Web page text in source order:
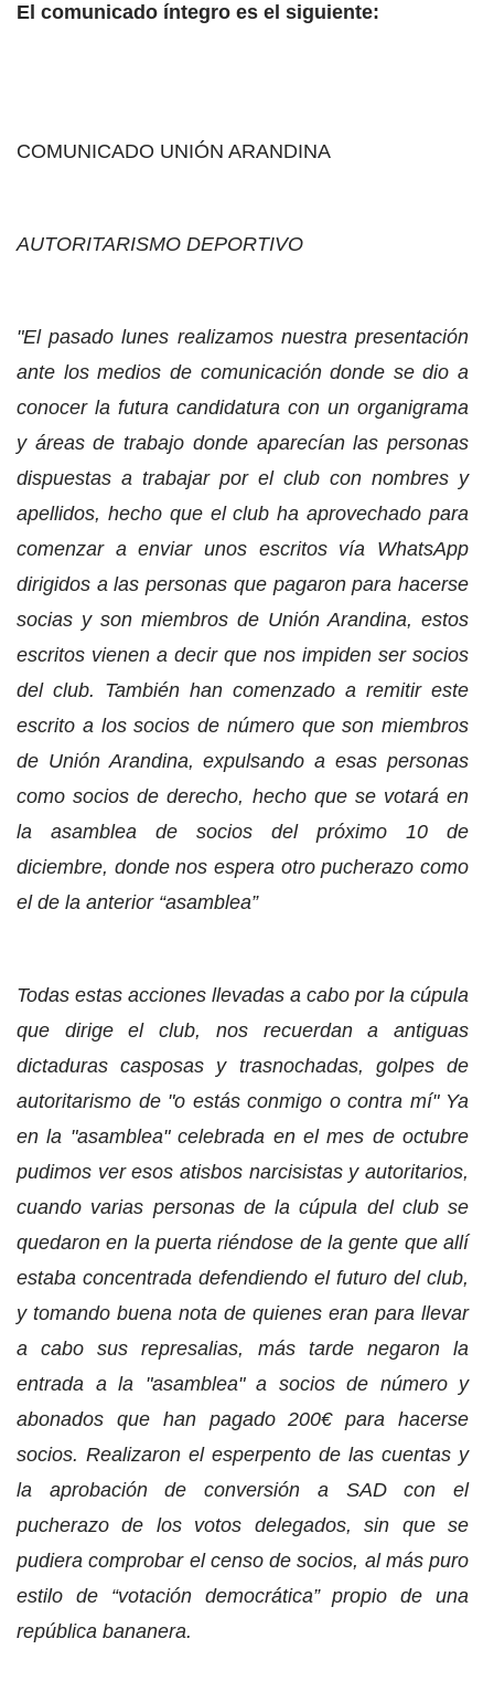
El comunicado íntegro es el siguiente:
COMUNICADO UNIÓN ARANDINA
AUTORITARISMO DEPORTIVO
"El pasado lunes realizamos nuestra presentación
ante los medios de comunicación donde se dio a
conocer la futura candidatura con un organigrama
y áreas de trabajo donde aparecían las personas
dispuestas a trabajar por el club con nombres y
apellidos, hecho que el club ha aprovechado para
comenzar a enviar unos escritos vía WhatsApp
dirigidos a las personas que pagaron para hacerse
socias y son miembros de Unión Arandina, estos
escritos vienen a decir que nos impiden ser socios
del club. También han comenzado a remitir este
escrito a los socios de número que son miembros
de Unión Arandina, expulsando a esas personas
como socios de derecho, hecho que se votará en
la asamblea de socios del próximo 10 de
diciembre, donde nos espera otro pucherazo como
el de la anterior “asamblea”
Todas estas acciones llevadas a cabo por la cúpula
que dirige el club, nos recuerdan a antiguas
dictaduras casposas y trasnochadas, golpes de
autoritarismo de "o estás conmigo o contra mí" Ya
en la "asamblea" celebrada en el mes de octubre
pudimos ver esos atisbos narcisistas y autoritarios,
cuando varias personas de la cúpula del club se
quedaron en la puerta riéndose de la gente que allí
estaba concentrada defendiendo el futuro del club,
y tomando buena nota de quienes eran para llevar
a cabo sus represalias, más tarde negaron la
entrada a la "asamblea" a socios de número y
abonados que han pagado 200€ para hacerse
socios. Realizaron el esperpento de las cuentas y
la aprobación de conversión a SAD con el
pucherazo de los votos delegados, sin que se
pudiera comprobar el censo de socios, al más puro
estilo de “votación democrática” propio de una
república bananera.